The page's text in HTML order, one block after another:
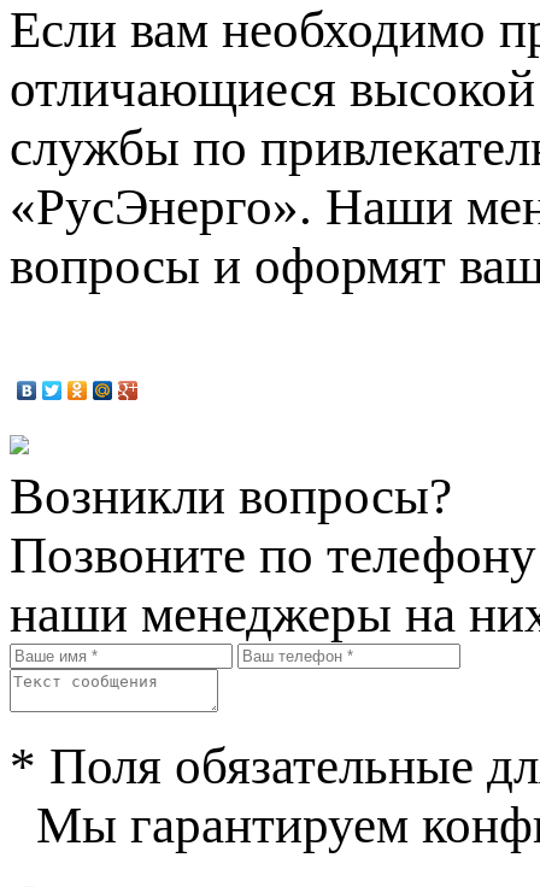
Если вам необходимо
отличающиеся
службы по
«РусЭнерго». Наши
вопросы и оформят
Возникли вопросы?
Позвоните по
наши менеджеры на
* Поля обязательные
Мы гарантируем